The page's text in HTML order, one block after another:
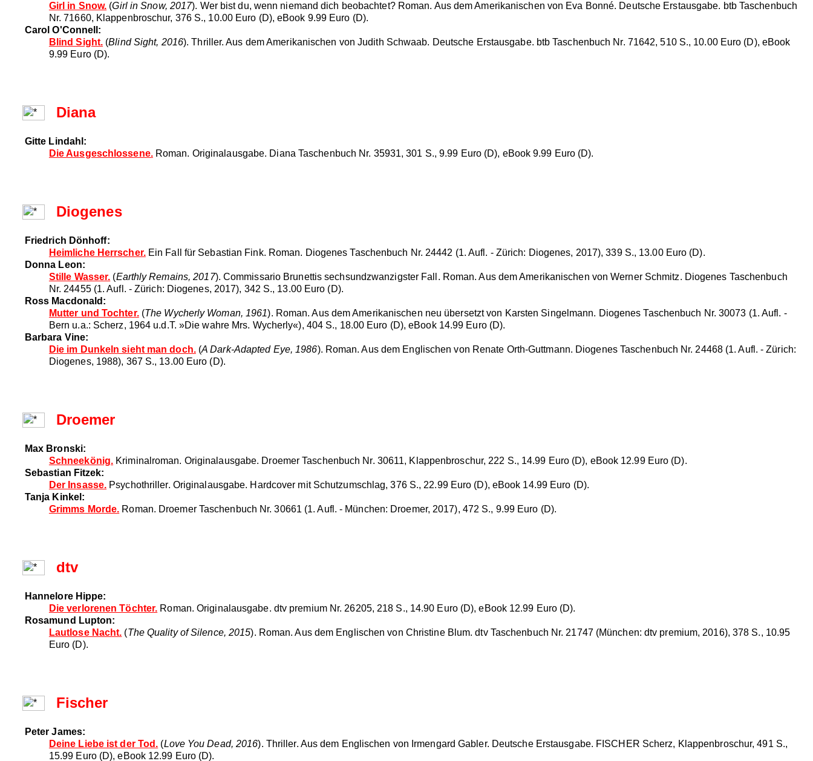
Girl in Snow. (Girl in Snow, 2017). Wer bist du, wenn niemand dich beobachtet? Roman. Aus dem Amerikanischen von Eva Bonné. Deutsche Erstausgabe. btb Taschenbuch
Nr. 71660, Klappenbroschur, 376 S., 10.00 Euro (D), eBook 9.99 Euro (D).
Carol O'Connell:
Blind Sight. (Blind Sight, 2016). Thriller. Aus dem Amerikanischen von Judith Schwaab. Deutsche Erstausgabe. btb Taschenbuch Nr. 71642, 510 S., 10.00 Euro (D), eBook
9.99 Euro (D).
Diana
Gitte Lindahl:
Die Ausgeschlossene.Roman. Originalausgabe. Diana Taschenbuch Nr. 35931, 301 S., 9.99 Euro (D), eBook 9.99 Euro (D).
Diogenes
Friedrich Dönhoff:
Heimliche Herrscher.Ein Fall für Sebastian Fink. Roman. Diogenes Taschenbuch Nr. 24442 (1. Aufl. - Zürich: Diogenes, 2017), 339 S., 13.00 Euro (D).
Donna Leon:
Stille Wasser. (Earthly Remains, 2017). Commissario Brunettis sechsundzwanzigster Fall. Roman. Aus dem Amerikanischen von Werner Schmitz. Diogenes Taschenbuch
Nr. 24455 (1. Aufl. - Zürich: Diogenes, 2017), 342 S., 13.00 Euro (D).
Ross Macdonald:
Mutter und Tochter.(The Wycherly Woman, 1961). Roman. Aus dem Amerikanischen neu übersetzt von Karsten Singelmann. Diogenes Taschenbuch Nr. 30073 (1. Aufl. -
Bern u.a.: Scherz, 1964 u.d.T. »Die wahre Mrs. Wycherly«), 404 S., 18.00 Euro (D), eBook 14.99 Euro (D).
Barbara Vine:
Die im Dunkeln sieht man doch.(A Dark-Adapted Eye, 1986). Roman. Aus dem Englischen von Renate Orth-Guttmann. Diogenes Taschenbuch Nr. 24468 (1. Aufl. - Zürich:
Diogenes, 1988), 367 S., 13.00 Euro (D).
Droemer
Max Bronski:
Schneekönig. Kriminalroman. Originalausgabe. Droemer Taschenbuch Nr. 30611, Klappenbroschur, 222 S., 14.99 Euro (D), eBook 12.99 Euro (D).
Sebastian Fitzek:
Der Insasse. Psychothriller. Originalausgabe. Hardcover mit Schutzumschlag, 376 S., 22.99 Euro (D), eBook 14.99 Euro (D).
Tanja Kinkel:
Grimms Morde. Roman. Droemer Taschenbuch Nr. 30661 (1. Aufl. - München: Droemer, 2017), 472 S., 9.99 Euro (D).
dtv
Hannelore Hippe:
Die verlorenen Töchter. Roman. Originalausgabe. dtv premium Nr. 26205, 218 S., 14.90 Euro (D), eBook 12.99 Euro (D).
Rosamund Lupton:
Lautlose Nacht. (The Quality of Silence, 2015). Roman. Aus dem Englischen von Christine Blum. dtv Taschenbuch Nr. 21747 (München: dtv premium, 2016), 378 S., 10.95
Euro (D).
Fischer
Peter James:
Deine Liebe ist der Tod. (Love You Dead, 2016). Thriller. Aus dem Englischen von Irmengard Gabler. Deutsche Erstausgabe. FISCHER Scherz, Klappenbroschur, 491 S.,
15.99 Euro (D), eBook 12.99 Euro (D).